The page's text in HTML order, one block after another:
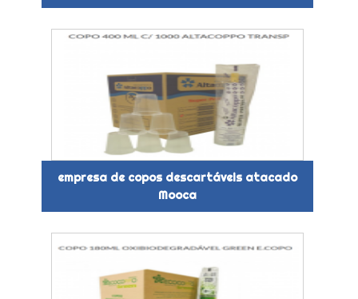
empresa de copos descartáveis atacado
Mooca